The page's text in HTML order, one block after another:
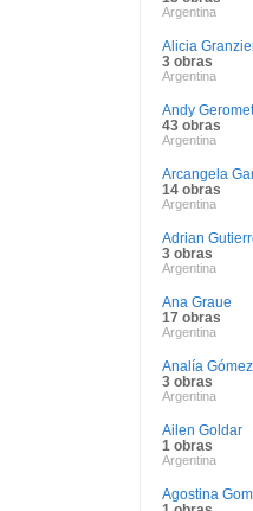
Argentina
Alicia
3 obras
Argentina
Andy Geromet
43 obras
Argentina
Arcangela
14 obras
Argentina
Adrian
3 obras
Argentina
Ana Graue
17 obras
Argentina
Analía
3 obras
Argentina
Ailen Goldar
1 obras
Argentina
Agostina